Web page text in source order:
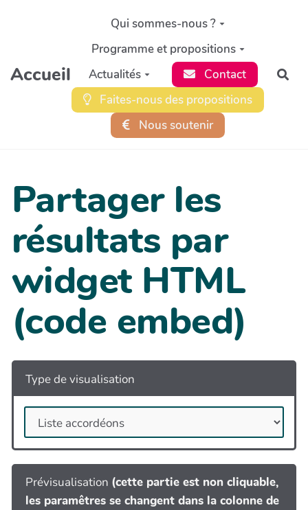
Aller au contenu principal
Accueil
Qui sommes-nous ?
Programme et propositions
Actualités
Contact
Faites-nous des propositions
Nous soutenir
Partager les
résultats par
widget HTML
(code embed)
Type de visualisation
Prévisualisation (cette partie est non cliquable,
les paramêtres se changent dans la colonne de